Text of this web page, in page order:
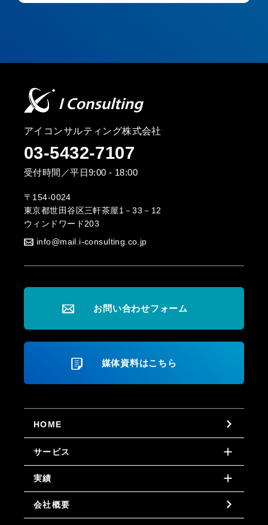
アイコンサルティング株式会社
03-5432-7107
受付時間／平日9:00 - 18:00
〒154-0024
東京都世田谷区三軒茶屋1－33－12
ウィンドワード203
info@mail.i-consulting.co.jp
お問い合わせフォーム
媒体資料はこちら
HOME
サービス
実績
会社概要